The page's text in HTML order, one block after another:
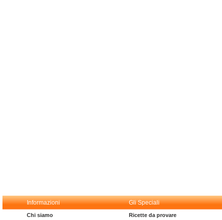
Informazioni Gli Speciali
Chi siamo
Ricette da provare